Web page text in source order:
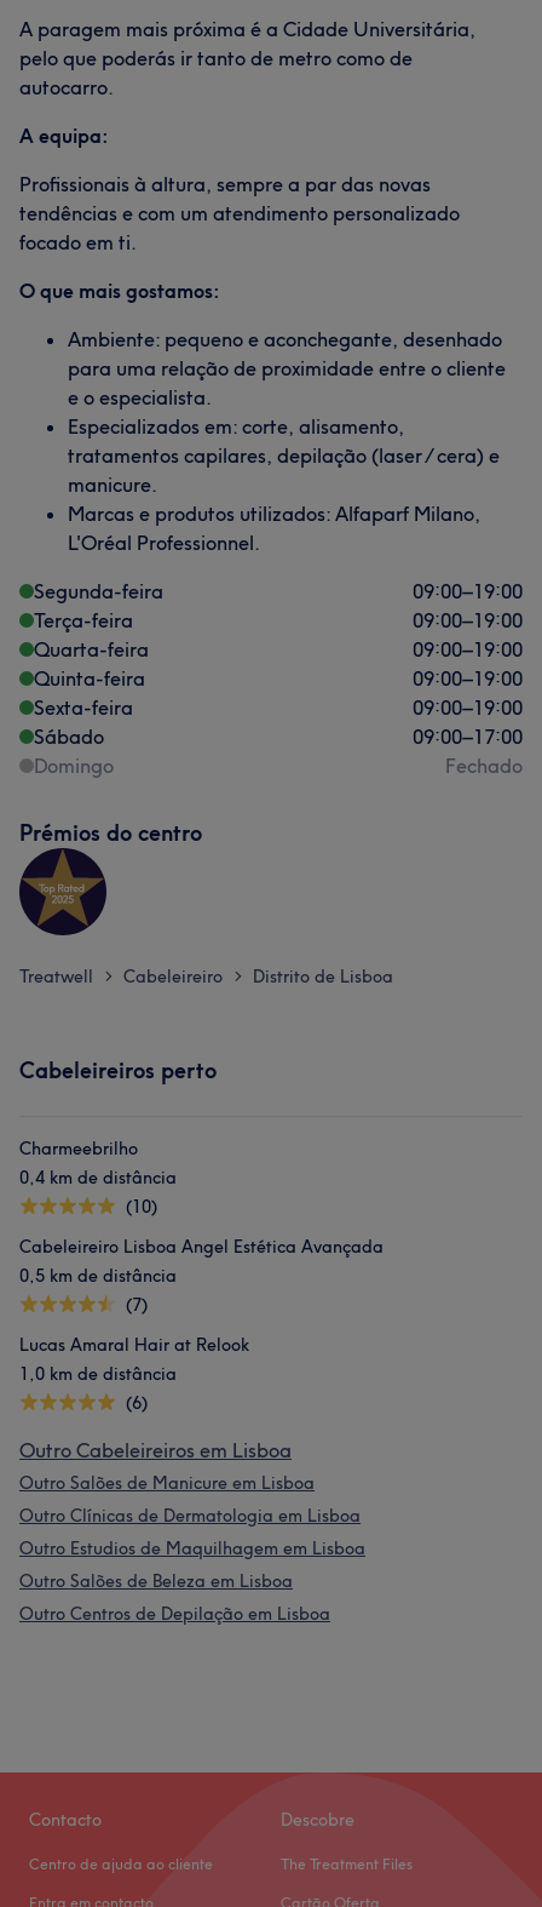
A paragem mais próxima é a Cidade Universitária,
pelo que poderás ir tanto de metro como de
autocarro.
A equipa:
Profissionais à altura, sempre a par das novas
tendências e com um atendimento personalizado
focado em ti.
O que mais gostamos:
Ambiente: pequeno e aconchegante, desenhado
para uma relação de proximidade entre o cliente
e o especialista.
Especializados em: corte, alisamento,
tratamentos capilares, depilação (laser / cera) e
manicure.
Marcas e produtos utilizados: Alfaparf Milano,
L'Oréal Professionnel.
Segunda-feira
09:00–19:00
Terça-feira
09:00–19:00
Quarta-feira
09:00–19:00
Quinta-feira
09:00–19:00
Sexta-feira
09:00–19:00
Sábado
09:00–17:00
Domingo
Fechado
Prémios do centro
Treatwell > Cabeleireiro > Distrito de Lisboa
Cabeleireiros perto
Charmeebrilho
0,4 km de distância
(10)
Cabeleireiro Lisboa Angel Estética Avançada
0,5 km de distância
(7)
Lucas Amaral Hair at Relook
1,0 km de distância
(6)
Outro Cabeleireiros em Lisboa
Outro Salões de Manicure em Lisboa
Outro Clínicas de Dermatologia em Lisboa
Outro Estudios de Maquilhagem em Lisboa
Outro Salões de Beleza em Lisboa
Outro Centros de Depilação em Lisboa
Contacto
Centro de ajuda ao cliente
Entra em contacto
Descobre
The Treatment Files
Cartão Oferta